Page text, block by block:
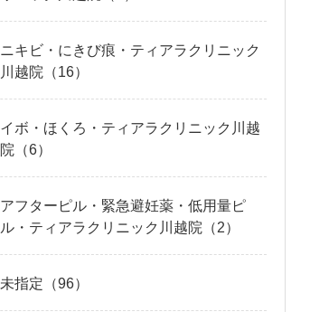
ニキビ・にきび痕・ティアラクリニック
川越院（16）
イボ・ほくろ・ティアラクリニック川越
院（6）
アフターピル・緊急避妊薬・低用量ピ
ル・ティアラクリニック川越院（2）
未指定（96）